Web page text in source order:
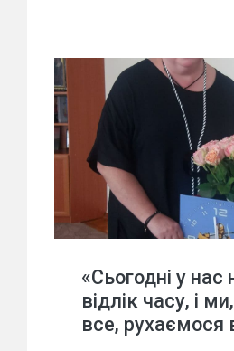
«Сьогодні у нас
відлік часу, і
все, рухаємося